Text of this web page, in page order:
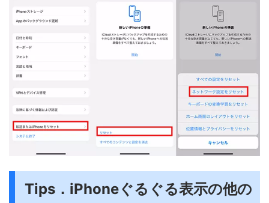
Tips．iPhoneぐるぐる表示の他の